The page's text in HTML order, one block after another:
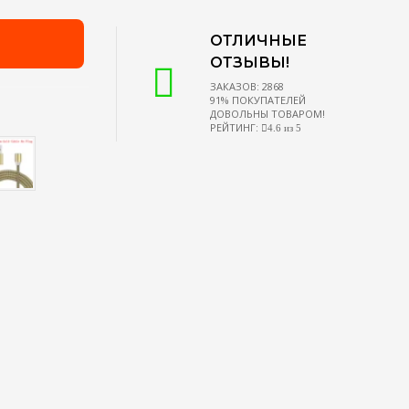
ОТЛИЧНЫЕ
ОТЗЫВЫ!
ЗАКАЗОВ: 2868
91% ПОКУПАТЕЛЕЙ
ДОВОЛЬНЫ ТОВАРОМ!
РЕЙТИНГ:
4.6 из 5